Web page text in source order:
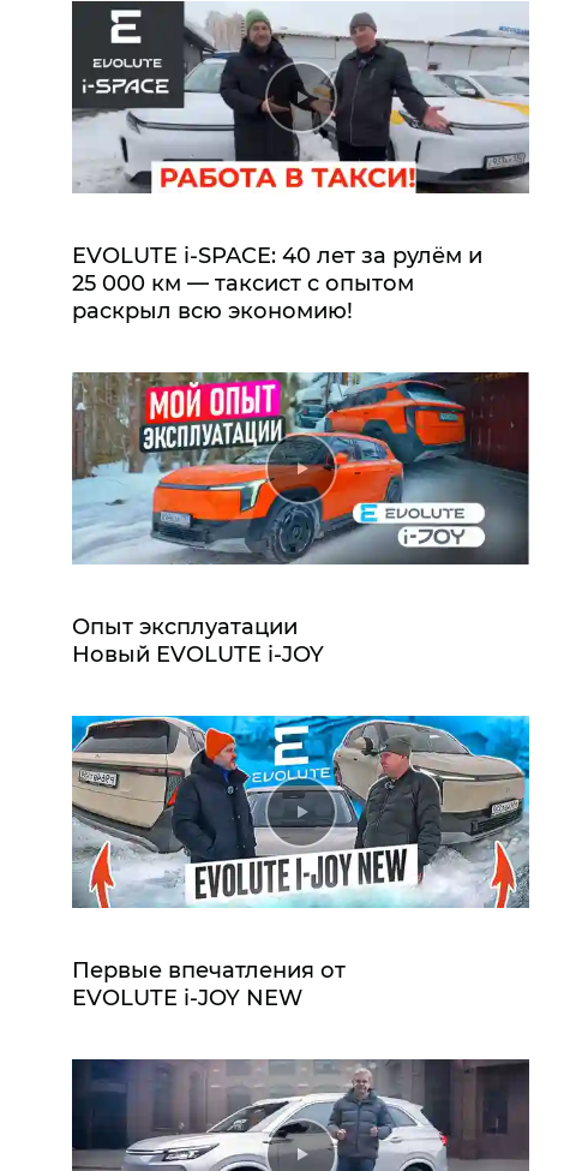
EVOLUTE i‑SPACE: 40 лет за рулём и
25 000 км — таксист с опытом
раскрыл всю экономию!
Опыт эксплуатации
Новый EVOLUTE i‑JOY
Первые впечатления от
EVOLUTE i‑JOY NEW